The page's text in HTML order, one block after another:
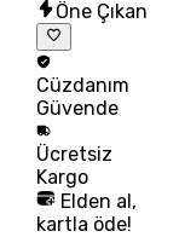
Öne Çıkan
Cüzdanım
Güvende
Ücretsiz
Kargo
Elden al,
kartla öde!